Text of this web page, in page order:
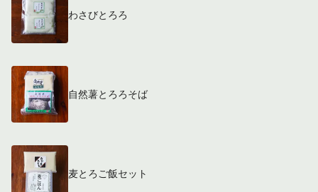
わさびとろろ
自然薯とろろそば
麦とろご飯セット